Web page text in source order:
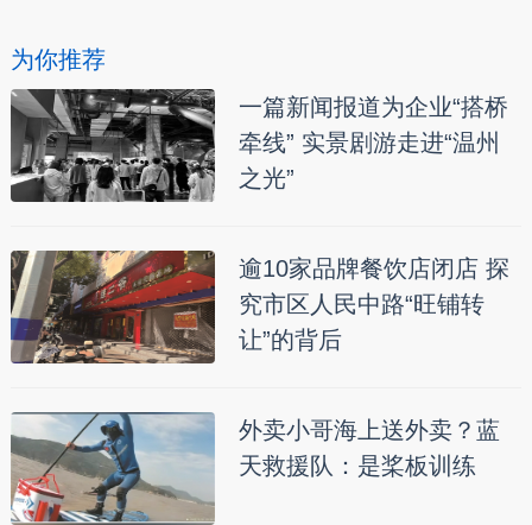
为你推荐
一篇新闻报道为企业“搭桥
牵线” 实景剧游走进“温州
之光”
逾10家品牌餐饮店闭店 探
究市区人民中路“旺铺转
让”的背后
外卖小哥海上送外卖？蓝
天救援队：是桨板训练